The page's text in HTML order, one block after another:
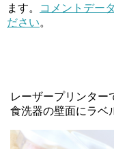
ます。
コメントデー
ださい。
レーザープリンター
食洗器の壁面にラベ